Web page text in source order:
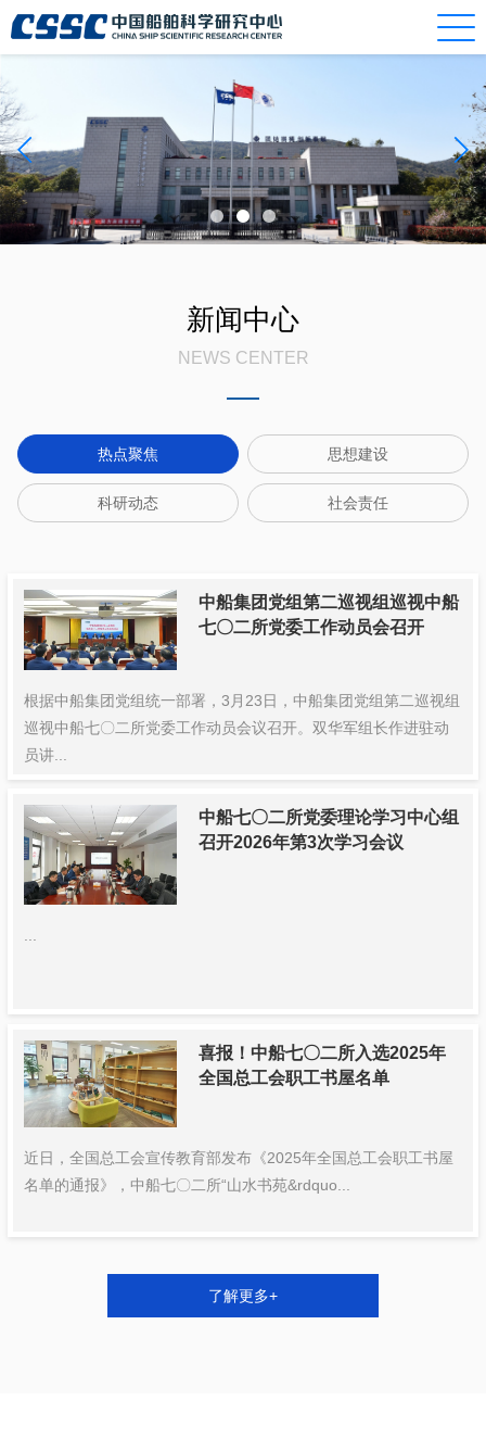
新闻中心
NEWS CENTER
热点聚焦 思想建设
科研动态 社会责任
中船集团党组第二巡视组巡视中船
七〇二所党委工作动员会召开
根据中船集团党组统一部署，3月23日，中船集团党组第二巡视组
巡视中船七〇二所党委工作动员会议召开。双华军组长作进驻动
员讲...
中船七〇二所党委理论学习中心组
召开2026年第3次学习会议
喜报！中船七〇二所入选2025年
全国总工会职工书屋名单
近日，全国总工会宣传教育部发布《2025年全国总工会职工书屋
名单的通报》，中船七〇二所“山水书苑&rdquo...
了解更多+